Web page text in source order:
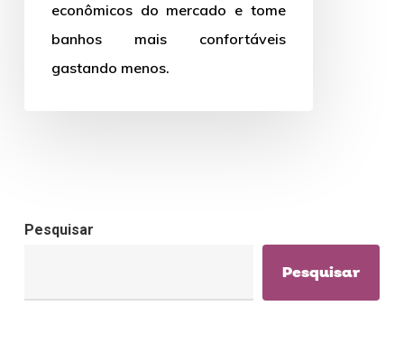
econômicos do mercado e tome
banhos mais confortáveis
gastando menos.
Pesquisar
Pesquisar